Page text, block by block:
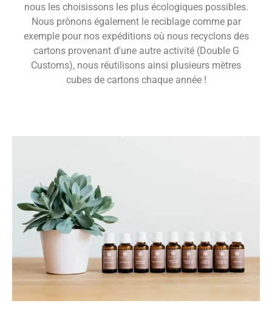
nous les choisissons les plus écologiques possibles.
Nous prônons également le reciblage comme par
exemple pour nos expéditions où nous recyclons des
cartons provenant d'une autre activité (Double G
Customs), nous réutilisons ainsi plusieurs mètres
cubes de cartons chaque année !